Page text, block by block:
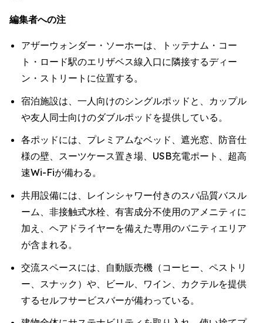
編集者への注
アザーウォンダー・ソーホーは、トッテナム・コー
ト・ロード駅のエリザベス線入口に隣接するディー
ン・ストリートに位置する。
宿泊施設は、一人向けのシングルポッドと、カップル
や友人同士向けのダブルポッドを提供している。
各ポッドには、プレミアムなベッド、遮光窓、防音仕
様の壁、スーツケース置き場、USB充電ポート、超高
速Wi-Fiが備わる。
共用設備には、レインシャワー付きのスパ品質バスル
ーム、非接触式水栓、有害成分不使用のアメニティに
加え、ヘアドライヤーを備えた専用のバニティエリア
が含まれる。
交流スペースには、自動販売機（コーヒー、ペストリ
ー、スナック）や、ビール、ワイン、カクテルを提供
するセルフサービスバーが備わっている。